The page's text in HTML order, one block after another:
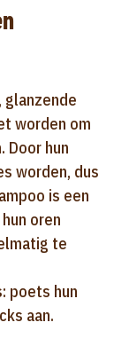
glanzende
worden om
Door hun
worden, dus
is een
oren
te
poets hun
aan.